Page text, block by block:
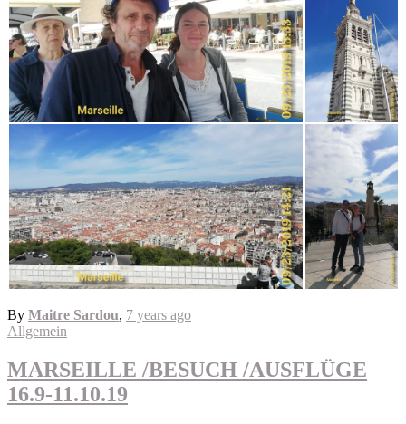
By Maitre Sardou, 7 years ago
Allgemein
MARSEILLE /BESUCH /AUSFLÜGE
16.9-11.10.19